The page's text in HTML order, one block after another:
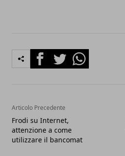
FacebookTwitterWhatsapp
Articolo Precedente
Frodi su Internet,
attenzione a come
utilizzare il bancomat